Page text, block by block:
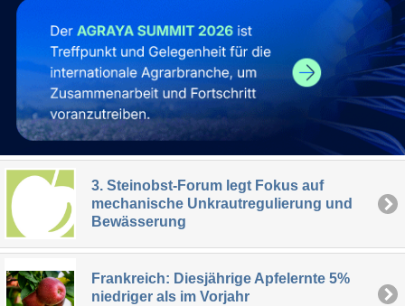
3. Steinobst-Forum legt Fokus auf
mechanische Unkrautregulierung und
Bewässerung
Frankreich: Diesjährige Apfelernte 5%
niedriger als im Vorjahr